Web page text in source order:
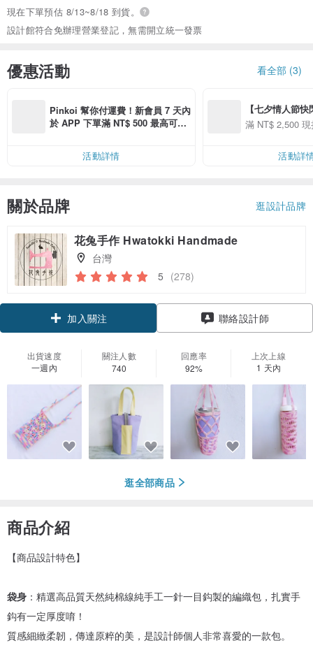
現在下單預估 8/13~8/18 到貨。
設計館符合免辦理營業登記，無需開立統一發票
優惠活動 看全部 (3)
Pinkoi 幫你付運費！新會員 7 天內
於 APP 下單滿 NT$ 500 最高可折
活動詳情
【七夕情人節
用 APP 購買任
滿 NT$ 2,500
活動詳
關於品牌 逛設計品牌
花兔手作 Hwatokki Handmade
台灣
5 (278)
加入關注
聯絡設計師
出貨速度
一週內
關注人數
740
回應率
92%
上次上線
1 天內
逛全部商品
商品介紹
【商品設計特色】
袋身 ：精選高品質天然純棉線純手工一針一目鈎製的編織包，扎實手
鈎有一定厚度唷！
質感細緻柔韌，傳達原粹的美，是設計師個人非常喜愛的一款包。